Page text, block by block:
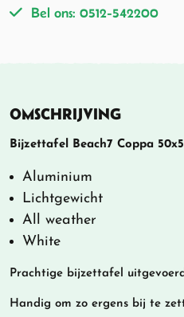
Bel ons: 0512-542200
OMSCHRIJVING
Bijzettafel Beach7 Coppa
Aluminium
Lichtgewicht
All weather
White
Prachtige bijzettafel
Handig om zo ergens bij te